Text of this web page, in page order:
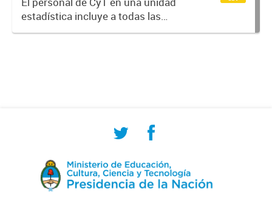
estadística incluye a todas las
personas involucradas